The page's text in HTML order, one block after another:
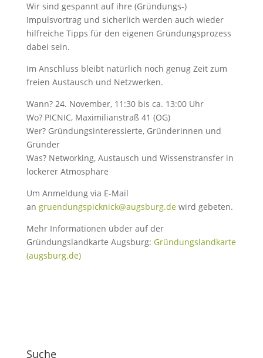
Wir sind gespannt auf ihre (Gründungs-)
Impulsvortrag und sicherlich werden auch wieder
hilfreiche Tipps für den eigenen Gründungsprozess
dabei sein.
Im Anschluss bleibt natürlich noch genug Zeit zum
freien Austausch und Netzwerken.
Wann? 24. November, 11:30 bis ca. 13:00 Uhr
Wo? PICNIC, Maximilianstraß 41 (OG)
Wer? Gründungsinteressierte, Gründerinnen und
Gründer
Was? Networking, Austausch und Wissenstransfer in
lockerer Atmosphäre
Um Anmeldung via E-Mail
an gruendungspicknick@augsburg.dewird gebeten.
Mehr Informationen übder auf der
Gründungslandkarte Augsburg: Gründungslandkarte
(augsburg.de)
Suche